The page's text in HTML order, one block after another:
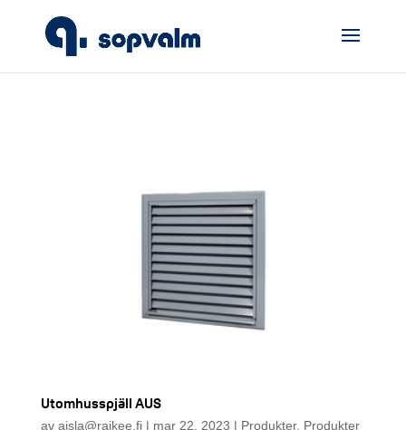
Utomhusspjäll AUS
av aisla@raikee.fi| mar 22, 2023 | Produkter, Produkter